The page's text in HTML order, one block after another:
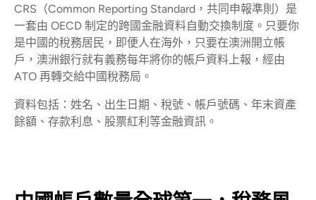
CRS（Common Reporting Standard，共同申報準則）是
一套由 OECD 制定的跨國金融資料自動交換制度。只要你
是中國的稅務居民，即便人在海外，只要在澳洲開立帳
戶，澳洲銀行就有義務每年將你的帳戶資料上報，經由
ATO 再轉交給中國稅務局。
資料包括：姓名、出生日期、稅號、帳戶號碼、年末資產
餘額、存款利息、股票紅利等金融資訊。